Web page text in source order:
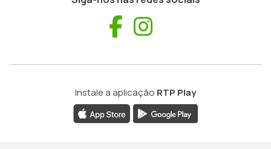
Facebook
Instale a aplicação RTP Play